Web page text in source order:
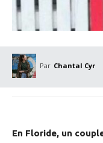
Par Chantal Cyr
En Floride, un